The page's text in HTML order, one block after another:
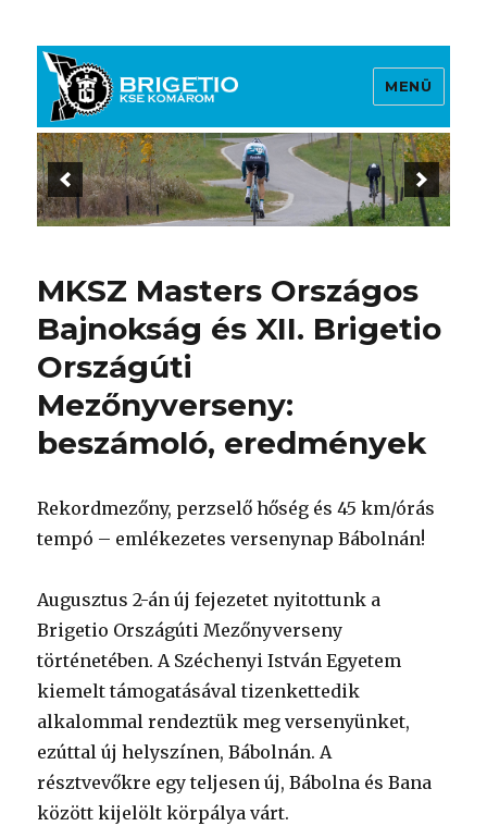
Brigetio KSE
MENÜ
MKSZ Masters Országos
Bajnokság és XII. Brigetio
Országúti
Mezőnyverseny:
beszámoló, eredmények
Rekordmezőny, perzselő hőség és 45 km/órás
tempó – emlékezetes versenynap Bábolnán!
Augusztus 2-án új fejezetet nyitottunk a
Brigetio Országúti Mezőnyverseny
történetében. A Széchenyi István Egyetem
kiemelt támogatásával tizenkettedik
alkalommal rendeztük meg versenyünket,
ezúttal új helyszínen, Bábolnán. A
résztvevőkre egy teljesen új, Bábolna és Bana
között kijelölt körpálya várt.